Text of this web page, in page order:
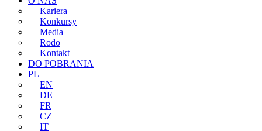
Kariera
Konkursy
Media
Rodo
Kontakt
DO POBRANIA
PL
EN
DE
FR
CZ
IT